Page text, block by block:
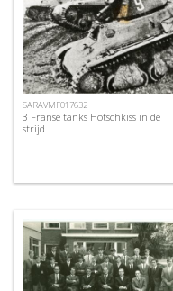
SARAVMF017632
3 Franse tanks Hotschkiss in de
strijd